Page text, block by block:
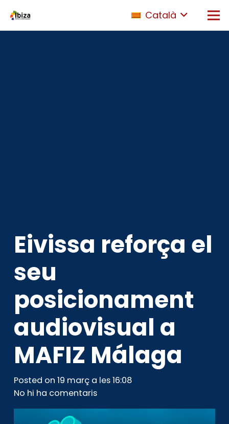
Català
Eivissa reforça el
seu
posicionament
audiovisual a
MAFIZ Málaga
Posted on 19 març a les 16:08
No hi ha comentaris